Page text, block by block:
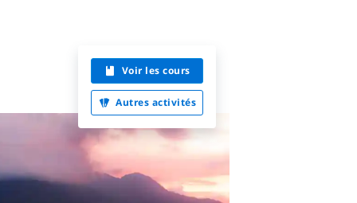
Voir les cours
Autres activités